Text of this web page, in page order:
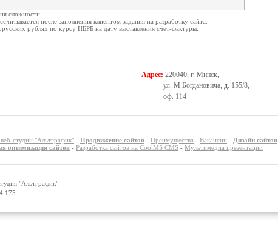
сложности.
после заполнения клиентом задания на разработку сайта.
рублях по курсу НБРБ на дату выставления счет-фактуры.
Адрес: 220040, г. Минск,
ул. М.Богдановича, д. 155/8,
оф. 114
студии "Альтграфик" - Продвижение сайтов - Преимущества - Вакансии - Дизайн сайтов
оптимизация сайтов - Разработка сайтов на CoolMS CMS - Мультимедиа презентации
"Альтграфик".